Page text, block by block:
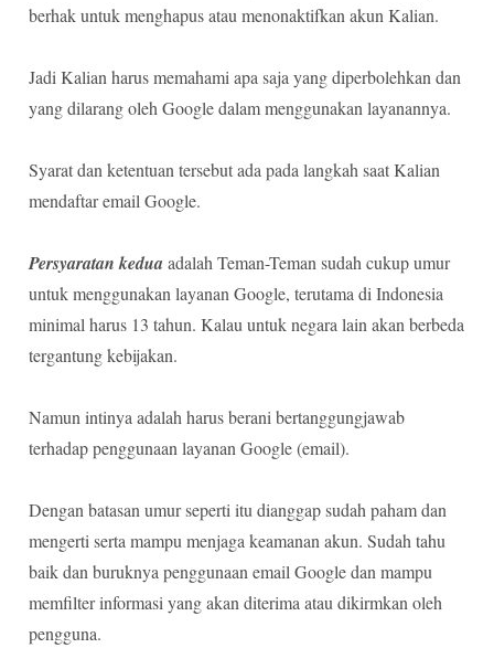
berhak untuk menghapus atau menonaktifkan akun Kalian.
Jadi Kalian harus memahami apa saja yang diperbolehkan dan
yang dilarang oleh Google dalam menggunakan layanannya.
Syarat dan ketentuan tersebut ada pada langkah saat Kalian
mendaftar email Google.
Persyaratan keduaadalah Teman-Teman sudah cukup umur
untuk menggunakan layanan Google, terutama di Indonesia
minimal harus 13 tahun. Kalau untuk negara lain akan berbeda
tergantung kebijakan.
Namun intinya adalah harus berani bertanggungjawab
terhadap penggunaan layanan Google (email).
Dengan batasan umur seperti itu dianggap sudah paham dan
mengerti serta mampu menjaga keamanan akun. Sudah tahu
baik dan buruknya penggunaan email Google dan mampu
memfilter informasi yang akan diterima atau dikirmkan oleh
pengguna.